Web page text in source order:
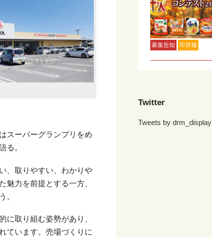
スーパーグランプリをめ
る。
、取りやすい、わかりや
魅力を前提とする一方、
。
に取り組む姿勢があり、
ています。売場づくりに
募集告知 即席麺
Twitter
Tweets by drm_display